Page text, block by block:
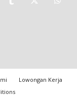
Lowongan Kerja